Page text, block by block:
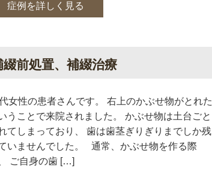
症例を詳しく見る
前処置、補綴治療
女性の患者さんです。 右上のかぶせ物がとれた
うことで来院されました。 かぶせ物は土台ごと
てしまっており、 歯は歯茎ぎりぎりまでしか残
いませんでした。 通常、かぶせ物を作る際
ご自身の歯 […]